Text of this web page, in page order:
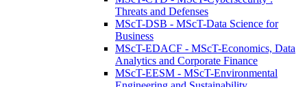
Threats and Defenses
MScT-DSB - MScT-Data Science for
Business
MScT-EDACF - MScT-Economics, Data
Analytics and Corporate Finance
MScT-EESM - MScT-Environmental